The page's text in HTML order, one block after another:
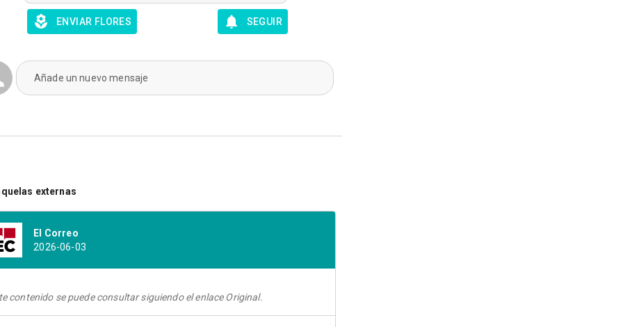
ENVIAR FLORES SEGUIR
Añade un nuevo mensaje
externas
El Correo
2026-06-03
contenido se puede consultar siguiendo el enlace Original.